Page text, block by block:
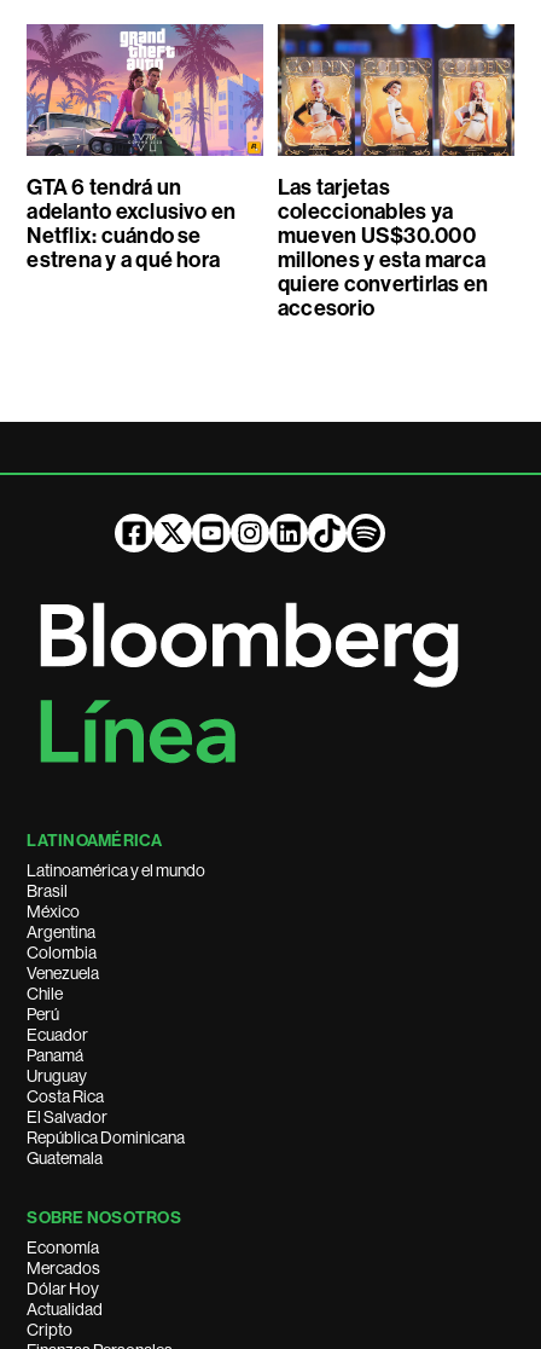
GTA 6 tendrá un
adelanto exclusivo en
Netflix: cuándo se
estrena y a qué hora
Las tarjetas
coleccionables ya
mueven US$30.000
millones y esta marca
quiere convertirlas en
accesorio
LATINOAMÉRICA
Latinoamérica y el mundo
Brasil
México
Argentina
Colombia
Venezuela
Chile
Perú
Ecuador
Panamá
Uruguay
Costa Rica
El Salvador
República Dominicana
Guatemala
SOBRE NOSOTROS
Economía
Mercados
Dólar Hoy
Actualidad
Cripto